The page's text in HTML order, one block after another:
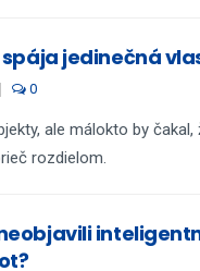
jedinečná
0
ale málokto by čakal,
rozdielom.